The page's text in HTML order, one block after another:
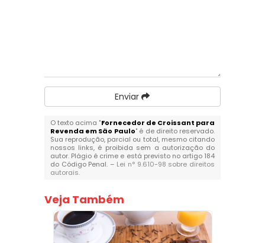
Enviar
O texto acima "Fornecedor de Croissant para
Revenda em São Paulo" é de direito reservado.
Sua reprodução, parcial ou total, mesmo citando
nossos links, é proibida sem a autorização do
autor. Plágio é crime e está previsto no artigo 184
do Código Penal. – Lei n° 9.610-98 sobre direitos
autorais.
Veja Também